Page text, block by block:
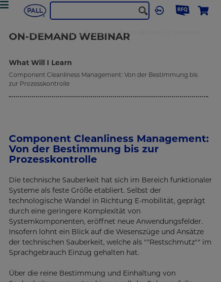
Industrial Manufacturing Webinars von-der-bis-zur-prozesskontrolle
ON-DEMAND WEBINAR
What Will I Learn
Component Cleanliness Management: Von der Bestimmung bis
zur Prozesskontrolle
Component Cleanliness Management:
Von der Bestimmung bis zur
Prozesskontrolle
Die technische Sauberkeit hat sich im Bereich funktionaler
Systeme als feste Größe etabliert. Selbst der
technologische Wandel in Richtung E-mobilität, geprägt
durch eine geringere Komplexität von
Systemkomponenten, eröffnet neue Anwendungsfelder.
Insofern lohnt ein Blick auf die Wesenszüge und Ansätze
der technischen Sauberkeit, welche als ""Restschmutz"" im
Sprachgebrauch Einzug gehalten hat.
Über die reine Bestimmung und Einhaltung von